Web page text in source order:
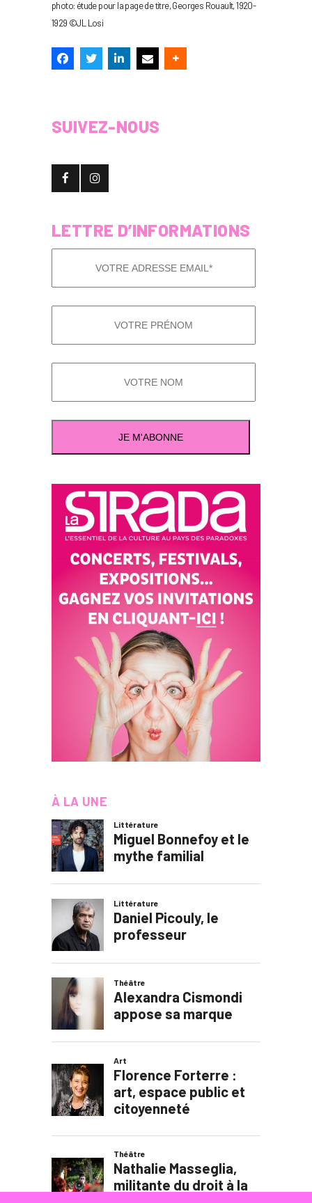
photo: étude pour la page de titre, Georges Rouault, 1920-
1929 ©JL Losi
SUIVEZ-NOUS
LETTRE D’INFORMATIONS
À LA UNE